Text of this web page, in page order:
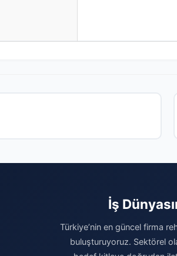
İş
Türkiye’nin en güncel firma
buluşturuyoruz. Sektörel